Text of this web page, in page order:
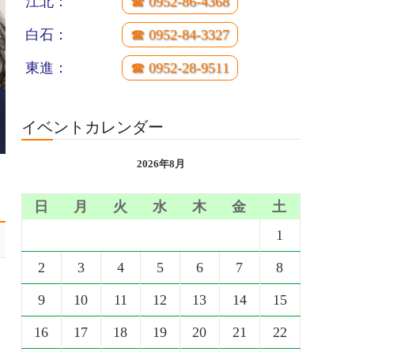
白石： ☎ 0952-84-3327
東進： ☎ 0952-28-9511
イベントカレンダー
2026年8月
日 月 火 水 木 金
土
1
2 3 4 5 6 7 8
9 10 11 12 13 14 15
16 17 18 19 20 21 22